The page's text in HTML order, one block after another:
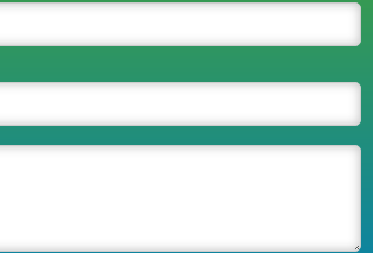
ăn công nghiệp với tỷ lệ đạm 19 – 21%
nguyên liệu địa phương.
nước phaC Complex, đường glucose
6 – 8 giờ, cho ăn bắp xay nhuyễn hoặc
lá.